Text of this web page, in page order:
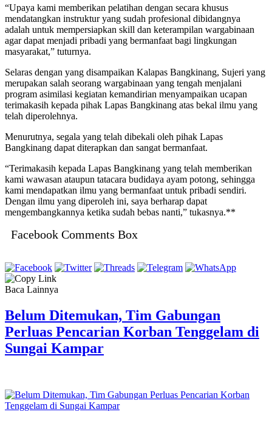
“Upaya kami memberikan pelatihan dengan secara khusus
mendatangkan instruktur yang sudah profesional dibidangnya
adalah untuk mempersiapkan skill dan keterampilan wargabinaan
agar dapat menjadi pribadi yang bermanfaat bagi lingkungan
masyarakat,” tuturnya.
Selaras dengan yang disampaikan Kalapas Bangkinang, Sujeri yang
merupakan salah seorang wargabinaan yang tengah menjalani
program asimilasi kegiatan kemandirian menyampaikan ucapan
terimakasih kepada pihak Lapas Bangkinang atas bekal ilmu yang
telah diperolehnya.
Menurutnya, segala yang telah dibekali oleh pihak Lapas
Bangkinang dapat diterapkan dan sangat bermanfaat.
“Terimakasih kepada Lapas Bangkinang yang telah memberikan
kami wawasan ataupun tatacara budidaya ayam potong, sehingga
kami mendapatkan ilmu yang bermanfaat untuk pribadi sendiri.
Dengan ilmu yang diperoleh ini, saya berharap dapat
mengembangkannya ketika sudah bebas nanti,” tukasnya.**
Facebook Comments Box
Baca Lainnya
Belum Ditemukan, Tim Gabungan
Perluas Pencarian Korban Tenggelam di
Sungai Kampar